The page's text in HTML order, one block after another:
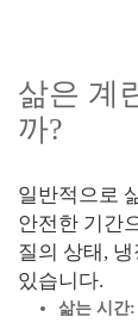
삶은 계
까?
일반적으로
안전한 기간
질의 상태,
있습니다.
삶는 시간: